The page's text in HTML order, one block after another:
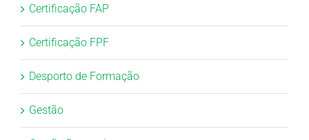
Certificação FAP
Certificação FPF
Desporto de Formação
Gestão